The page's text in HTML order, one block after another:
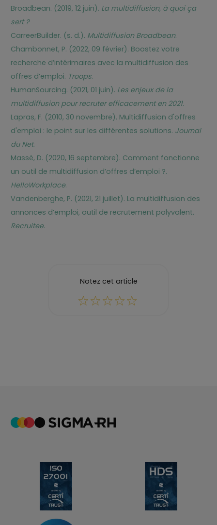
Broadbean. (2019, 12 juin). La multidiffusion, à quoi ça
sert ?
CarreerBuilder. (s. d.). Multidiffusion Broadbean.
Chambonnet, P. (2022, 09 février). Boostez votre
recherche d’intérimaires avec la multidiffusion des
offres d’emploi. Troops.
HumanSourcing. (2021, 01 juin). Les enjeux de la
multidiffusion pour recruter efficacement en 2021.
Lapras, F. (2010, 30 novembre). Multidiffusion d'offres
d'emploi : le point sur les différentes solutions. Journal
du Net.
Massé, D. (2020, 16 septembre). Comment fonctionne
un outil de multidiffusion d’offres d’emploi ?.
HelloWorkplace.
Vandenberghe, P. (2021, 21 juillet). La multidiffusion des
annonces d’emploi, outil de recrutement polyvalent.
Recruitee.
Notez cet article